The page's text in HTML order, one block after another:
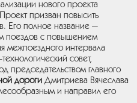
нового проекта
призван повысить
Его полное название —
поездов с повышением
межпоездного интервала
совет,
главного
дороги Дмитриева Вячеслава
и направил его